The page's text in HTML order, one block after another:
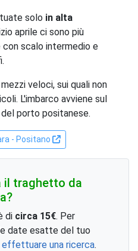
solo in alta
aprile ci sono più
scalo intermedio e
veloci, sui quali non
L'imbarco avviene sul
del porto positanese.
- Positano
il traghetto da
di circa 15€. Per
date esatte del tuo
effettuare una ricerca.